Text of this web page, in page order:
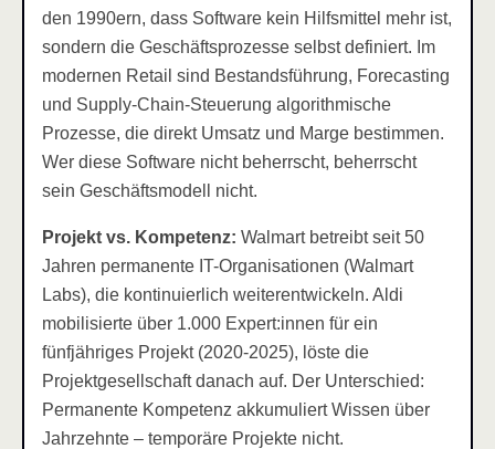
den 1990ern, dass Software kein Hilfsmittel mehr ist,
sondern die Geschäftsprozesse selbst definiert. Im
modernen Retail sind Bestandsführung, Forecasting
und Supply-Chain-Steuerung algorithmische
Prozesse, die direkt Umsatz und Marge bestimmen.
Wer diese Software nicht beherrscht, beherrscht
sein Geschäftsmodell nicht.
Projekt vs. Kompetenz: Walmart betreibt seit 50
Jahren permanente IT-Organisationen (Walmart
Labs), die kontinuierlich weiterentwickeln. Aldi
mobilisierte über 1.000 Expert:innen für ein
fünfjähriges Projekt (2020-2025), löste die
Projektgesellschaft danach auf. Der Unterschied:
Permanente Kompetenz akkumuliert Wissen über
Jahrzehnte – temporäre Projekte nicht.